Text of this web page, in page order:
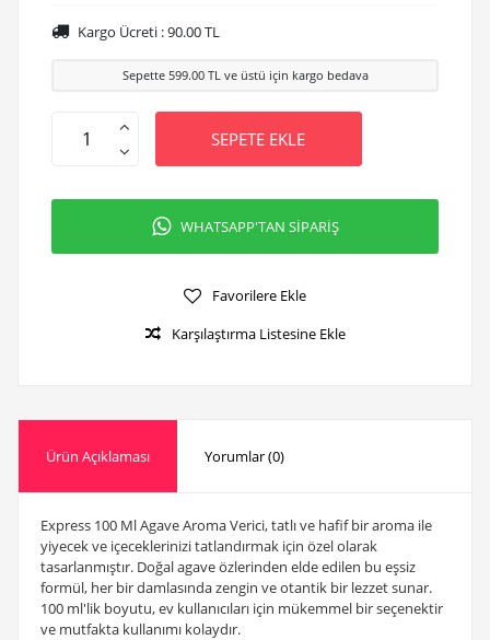
Kargo Ücreti :90.00TL
Sepette 599.00TL ve üstü için kargo bedava
SEPETE EKLE
WHATSAPP'TAN SİPARİŞ
Favorilere Ekle
Karşılaştırma Listesine Ekle
Ürün Açıklaması Yorumlar (0)
Express 100 Ml Agave Aroma Verici, tatlı ve hafif bir aroma ile
yiyecek ve içeceklerinizi tatlandırmak için özel olarak
tasarlanmıştır. Doğal agave özlerinden elde edilen bu eşsiz
formül, her bir damlasında zengin ve otantik bir lezzet sunar.
100 ml'lik boyutu, ev kullanıcıları için mükemmel bir seçenektir
ve mutfakta kullanımı kolaydır.